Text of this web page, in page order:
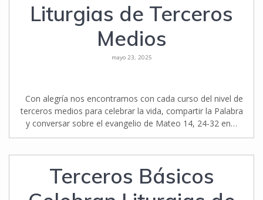
Liturgias de Terceros
Medios
mayo 23, 2025
Con alegría nos encontramos con cada curso del nivel de
terceros medios para celebrar la vida, compartir la Palabra
y conversar sobre el evangelio de Mateo 14, 24-32 en…
Terceros Básicos